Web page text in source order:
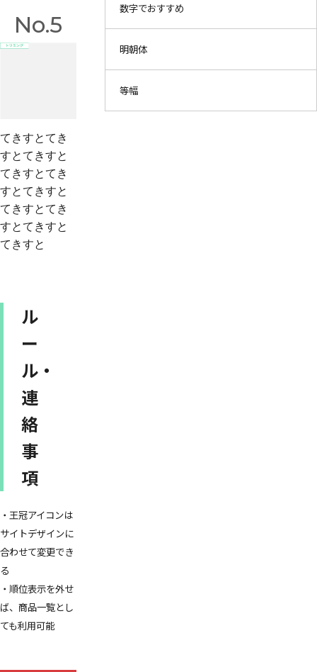
No.5
てきすとてき
すとてきすと
てきすとてき
すとてきすと
てきすとてき
すとてきすと
てきすと
ル
ー
ル・
連
絡
事
項
・王冠アイコンは
サイトデザインに
合わせて変更でき
る
・順位表示を外せ
ば、商品一覧とし
ても利用可能
数字でおすすめ
明朝体
等幅